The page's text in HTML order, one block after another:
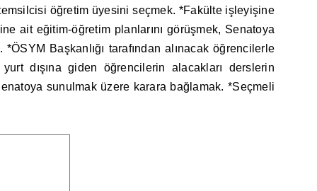
öğretim üyesini seçmek. *Fakülte işleyişine
ait eğitim-öğretim planlarını görüşmek, Senatoya
Başkanlığı tarafından alınacak öğrencilerle
dışına giden öğrencilerin alacakları derslerin
sunulmak üzere karara bağlamak. *Seçmeli